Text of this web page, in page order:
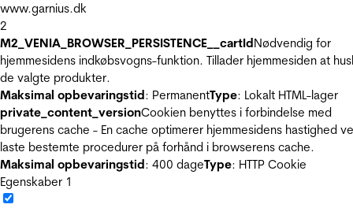
www.garnius.dk
2
M2_VENIA_BROWSER_PERSISTENCE__cartIdNødvendig for
hjemmesidens indkøbsvogns-funktion. Tillader hjemmesiden at
de valgte produkter.
Maksimal opbevaringstid: PermanentType: Lokalt HTML-lager
private_content_versionCookien benyttes i forbindelse med
brugerens cache - En cache optimerer hjemmesidens hastighed
laste bestemte procedurer på forhånd i browserens cache.
Maksimal opbevaringstid: 400 dageType: HTTP Cookie
Egenskaber 1